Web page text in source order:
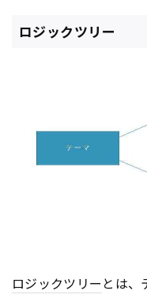
ロジックツリー
ロジックツリー とは、